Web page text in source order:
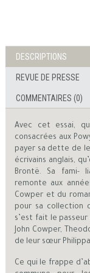
DESCRIPTIONS
REVUE DE PRESSE
COMMENTAIRES (0)
Avec cet essai,
consacrées aux
payer sa dette de
écrivains anglais,
Brontë. Sa fami-
remonte aux
Cowper et du
pour sa collection
s’est fait le
John Cowper,
de leur sœur
Ce qui le frappe